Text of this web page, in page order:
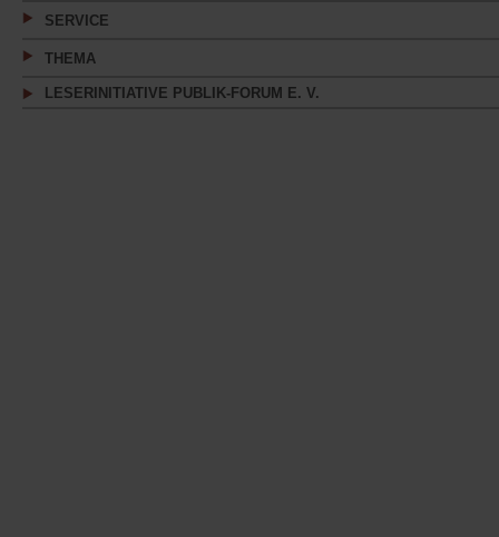
SERVICE
THEMA
LESERINITIATIVE PUBLIK-FORUM E. V.